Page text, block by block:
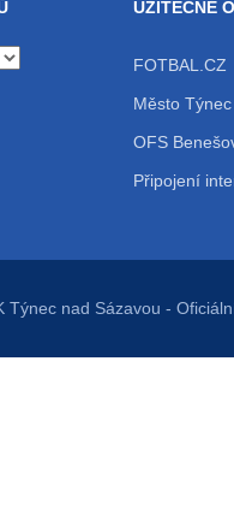
UŽITEČNÉ
FOTBAL.CZ
Město
OFS
Připojení
Týnec nad Sázavou -